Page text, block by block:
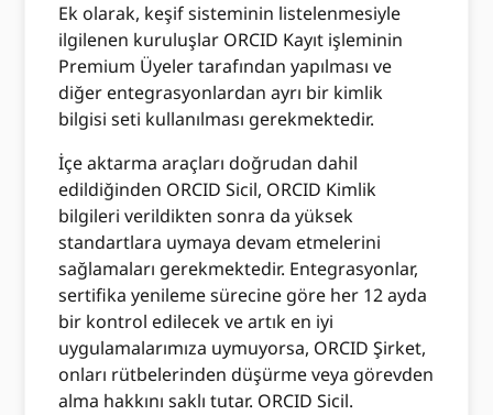
Ek olarak, keşif sisteminin listelenmesiyle
ilgilenen kuruluşlar ORCID Kayıt işleminin
Premium Üyeler tarafından yapılması ve
diğer entegrasyonlardan ayrı bir kimlik
bilgisi seti kullanılması gerekmektedir.
İçe aktarma araçları doğrudan dahil
edildiğinden ORCID Sicil, ORCID Kimlik
bilgileri verildikten sonra da yüksek
standartlara uymaya devam etmelerini
sağlamaları gerekmektedir. Entegrasyonlar,
sertifika yenileme sürecine göre her 12 ayda
bir kontrol edilecek ve artık en iyi
uygulamalarımıza uymuyorsa, ORCID Şirket,
onları rütbelerinden düşürme veya görevden
alma hakkını saklı tutar. ORCID Sicil.